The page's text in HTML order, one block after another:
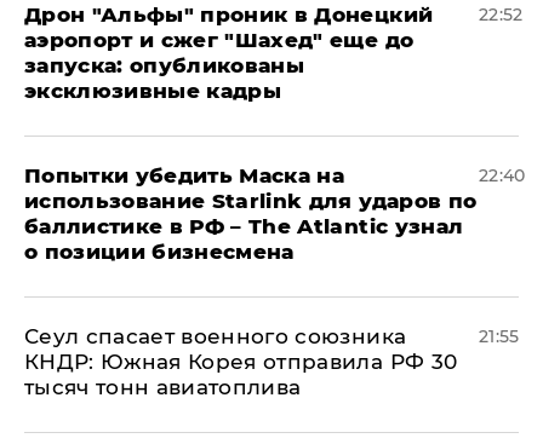
Дрон "Альфы" проник в Донецкий
аэропорт и сжег "Шахед" еще до
запуска: опубликованы
эксклюзивные кадры
22:52
Попытки убедить Маска на
использование Starlink для ударов по
баллистике в РФ – The Atlantic узнал
о позиции бизнесмена
22:40
​Сеул спасает военного союзника
КНДР: Южная Корея отправила РФ 30
тысяч тонн авиатоплива
21:55